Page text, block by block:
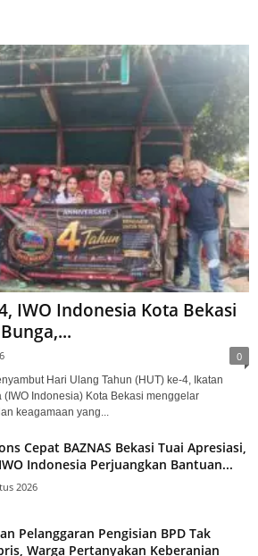
IWO Indonesia Kota Bekasi
0
Hari Ulang Tahun (HUT) ke-4, Ikatan
Indonesia) Kota Bekasi menggelar
keagamaan yang...
Cepat BAZNAS Bekasi Tuai Apresiasi,
Indonesia Perjuangkan Bantuan...
2026
Pelanggaran Pengisian BPD Tak
Warga Pertanyakan Keberanian